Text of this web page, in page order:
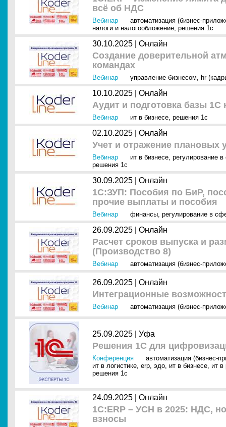
всё об НДС
Вебинар
автоматизация (бизнес-
налоги и налогообложение, решения 1с
30.10.2025 | Онлайн
Создание доверительной
командах
Вебинар управление бизнесом, hr
10.10.2025 | Онлайн
Аудит и подготовка базы 1С
Вебинар ит в бизнесе, решения 1с
02.10.2025 | Онлайн
Учет и отражение плановых
Вебинар ит в бизнесе, регулирование
решения 1с
30.09.2025 | Онлайн
1С:ЗУП: Пособия по БиР,
прочие выплаты и пособия
Вебинар финансы, регулирование в
26.09.2025 | Онлайн
Расчет сроков выпуска и
(Производство 8)
Вебинар автоматизация (бизнес-
26.09.2025 | Онлайн
Интеграционные
Вебинар автоматизация (бизнес-
25.09.2025 | Уфа
Решения 1С для
Конференция
автоматизация (бизнес-
ит в логистике, erp, эдо, ит в бизнесе, ит в
решения 1с
24.09.2025 | Онлайн
1С:ERP – УСН в 2025: НДС,
взносы